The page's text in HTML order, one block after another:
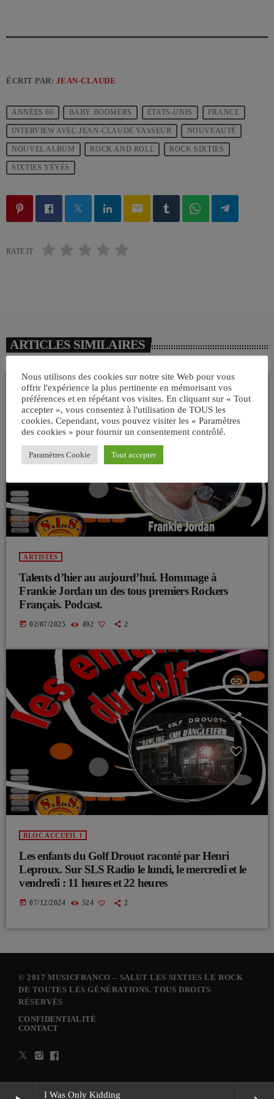
I Was Only Kidding
ÉCRIT PAR: JEAN-CLAUDE
ANNÉES 60 BABY BOOMERS ÉTATS-UNIS FRANCE
INTERVIEW AVEC JEAN-CLAUDE VASSEUR NOUVEAUTÉ
NOUVEL ALBUM ROCK AND ROLL ROCK SIXTIES
SIXTIES YÉYÉS
email
RATE IT
ARTICLES SIMILAIRES
insert_link
ARTISTES
Talents d’hier au aujourd’hui. Hommage à
Frankie Jordan un des tous premiers Rockers
Français. Podcast.
today 02/07/2025 492 2
insert_link
BLOC ACCUEIL 1
Les enfants du Golf Drouot raconté par Henri
Leproux. Sur SLS Radio le lundi, le mercredi et le
vendredi : 11 heures et 22 heures
today 07/12/2024 524 2
© 2017 MUSICFRANCO – SALUT LES SIXTIES LE ROCK
DE TOUTES LES GÉNÉRATIONS. TOUS DROITS
RÉSERVÉS
CONFIDENTIALITÉ
CONTACT
Nous utilisons des cookies sur notre site Web pour vous
offrir l'expérience la plus pertinente en mémorisant vos
préférences et en répétant vos visites. En cliquant sur « Tout
accepter », vous consentez à l'utilisation de TOUS les
cookies. Cependant, vous pouvez visiter les « Paramètres
des cookies » pour fournir un consentement contrôlé.
Paramètres Cookie Tout accepter